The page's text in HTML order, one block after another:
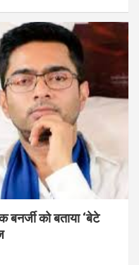
को बताया ‘बेटे